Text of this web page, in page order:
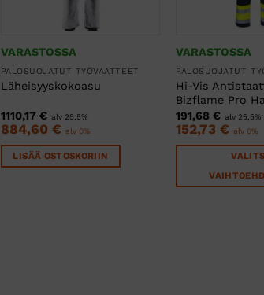
VARASTOSSA
PALOSUOJATUT TYÖVAATTEET
Läheisyyskokoasu
1110,17 € alv 25,5%
884,60 € alv 0%
LISÄÄ OSTOSKORIIN
VARASTOSSA
PALOSUOJATUT
Hi-Vis
Bizflame Pro
191,68€ alv 25,5%
152,73€ alv 0%